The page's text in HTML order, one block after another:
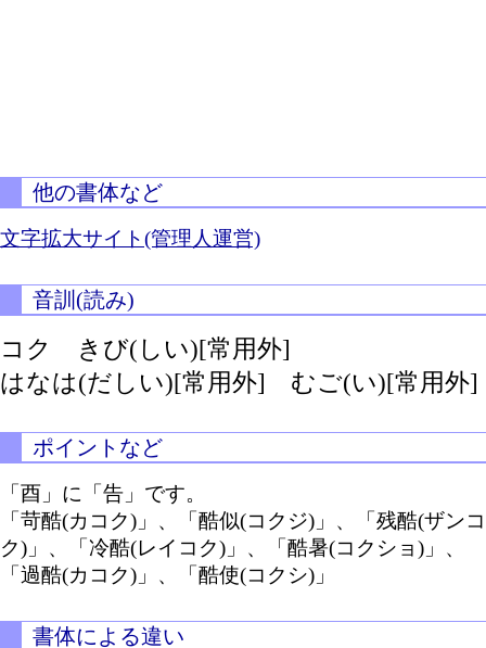
他の書体など
文字拡大サイト(管理人運営)
音訓(読み)
コク
きび(しい)[常用外]
はなは(だしい)[常用外]
むご(い)[常用外]
ポイントなど
「酉」に「告」です。
「苛酷(カコク)」、「酷似(コクジ)」、「残酷(ザンコ
ク)」、「冷酷(レイコク)」、「酷暑(コクショ)」、
「過酷(カコク)」、「酷使(コクシ)」
書体による違い